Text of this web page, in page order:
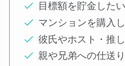
目標額を貯金したい
マンションを購入
彼氏やホスト・推
親や兄弟への仕送り